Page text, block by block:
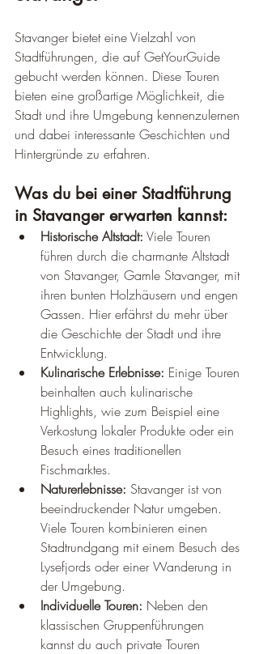
Stavanger bietet eine Vielzahl von
Stadtführungen, die auf GetYourGuide
gebucht werden können. Diese Touren
bieten eine großartige Möglichkeit, die
Stadt und ihre Umgebung kennenzulernen
und dabei interessante Geschichten und
Hintergründe zu erfahren.
Was du bei einer Stadtführung
in Stavanger erwarten kannst:
Historische Altstadt: Viele Touren
führen durch die charmante Altstadt
von Stavanger, Gamle Stavanger, mit
ihren bunten Holzhäusern und engen
Gassen. Hier erfährst du mehr über
die Geschichte der Stadt und ihre
Entwicklung.
Kulinarische Erlebnisse: Einige Touren
beinhalten auch kulinarische
Highlights, wie zum Beispiel eine
Verkostung lokaler Produkte oder ein
Besuch eines traditionellen
Fischmarktes.
Naturerlebnisse: Stavanger ist von
beeindruckender Natur umgeben.
Viele Touren kombinieren einen
Stadtrundgang mit einem Besuch des
Lysefjords oder einer Wanderung in
der Umgebung.
Individuelle Touren: Neben den
klassischen Gruppenführungen
kannst du auch private Touren